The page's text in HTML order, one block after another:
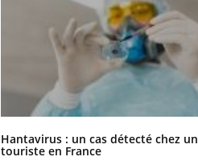
Hantavirus : un cas détecté chez un
touriste en France